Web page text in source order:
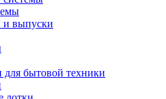
выпуски
бытовой техники